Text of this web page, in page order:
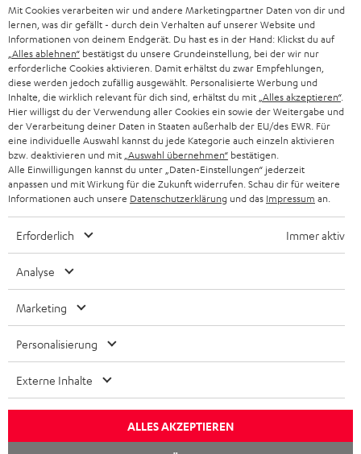
n
e
Shop
Im neuen Tab öffnen
Kontakt
Newsletter
Netiquette
Daten-Einstellungen
Datenschutz
Impressum
Deutsch
English
Français
Nederlands
Polski
Español
Facebook Instagram TikTok WhatsApp
Nach oben
Mit Cookies verarbeiten wir und andere Marketingpartner Daten von dir und
lernen, was dir gefällt - durch dein Verhalten auf unserer Website und
Informationen von deinem Endgerät. Du hast es in der Hand: Klickst du auf
„Alles ablehnen“ bestätigst du unsere Grundeinstellung, bei der wir nur
erforderliche Cookies aktivieren. Damit erhältst du zwar Empfehlungen,
diese werden jedoch zufällig ausgewählt. Personalisierte Werbung und
Inhalte, die wirklich relevant für dich sind, erhältst du mit „Alles akzeptieren“.
Hier willigst du der Verwendung aller Cookies ein sowie der Weitergabe und
der Verarbeitung deiner Daten in Staaten außerhalb der EU/des EWR. Für
eine individuelle Auswahl kannst du jede Kategorie auch einzeln aktivieren
bzw. deaktivieren und mit „Auswahl übernehmen“ bestätigen.
Alle Einwilligungen kannst du unter „Daten-Einstellungen“ jederzeit
anpassen und mit Wirkung für die Zukunft widerrufen. Schau dir für weitere
Informationen auch unsere Datenschutzerklärung und das Impressum an.
Erforderlich Immer aktiv
Analyse
Marketing
Personalisierung
Externe Inhalte
ALLES AKZEPTIEREN